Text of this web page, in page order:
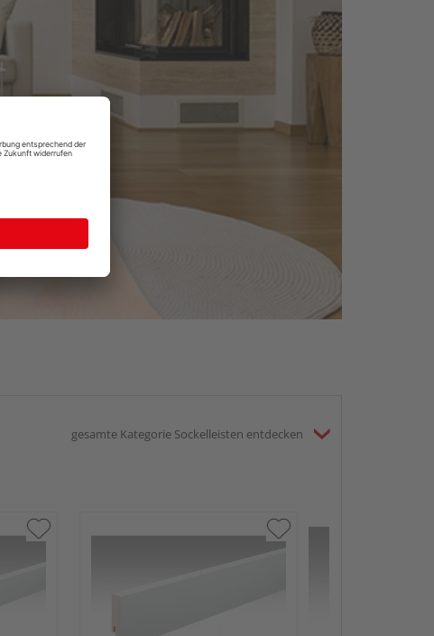
gesamte Kategorie Sockelleisten entdecken